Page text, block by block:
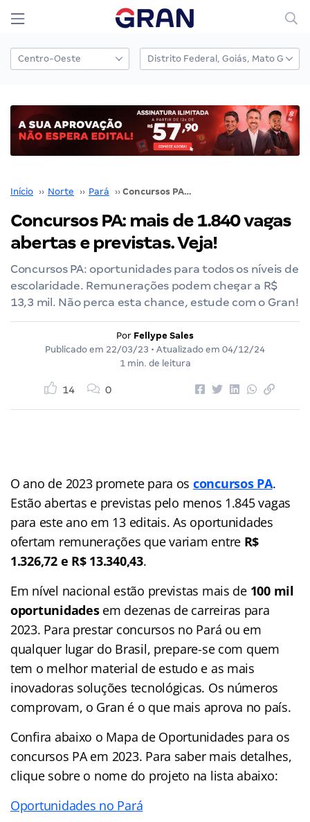
Início ›› Norte ›› Pará ›› Concursos PA: mais de 1.840 vagas abertas e previstas. Veja!
Concursos PA: mais de 1.840 vagas
abertas e previstas. Veja!
Concursos PA: oportunidades para todos os níveis de
escolaridade. Remunerações podem chegar a R$
13,3 mil. Não perca esta chance, estude com o Gran!
Por Fellype Sales
Publicado em 22/03/23 • Atualizado em 04/12/24
1 min. de leitura
14 0
O ano de 2023 promete para os concursos PA.
Estão abertas e previstas pelo menos 1.845 vagas
para este ano em 13 editais. As oportunidades
ofertam remunerações que variam entre R$
1.326,72 e R$ 13.340,43.
Em nível nacional estão previstas mais de 100 mil
oportunidadesem dezenas de carreiras para
2023. Para prestar concursos no Pará ou em
qualquer lugar do Brasil, prepare-se com quem
tem o melhor material de estudo e as mais
inovadoras soluções tecnológicas. Os números
comprovam, o Gran é o que mais aprova no país.
Confira abaixo o Mapa de Oportunidades para os
concursos PA em 2023. Para saber mais detalhes,
clique sobre o nome do projeto na lista abaixo:
Oportunidades no Pará